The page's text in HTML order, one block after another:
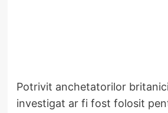
Potrivit anchetatorilor
investigat ar fi fost folosit